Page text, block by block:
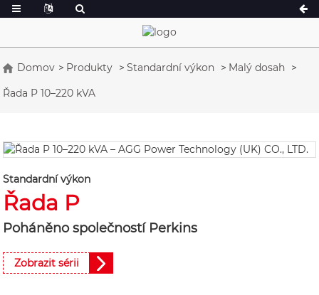
Domov Produkty Standardní výkon
Malý dosah
Řada P 10–220 kVA
Standardní výkon
Řada P
Poháněno společností Perkins
Zobrazit sérii
Řada A 16,5–150 kVA
Řada P 10–220 kVA
Řada V 94–285 kVA
Řada P